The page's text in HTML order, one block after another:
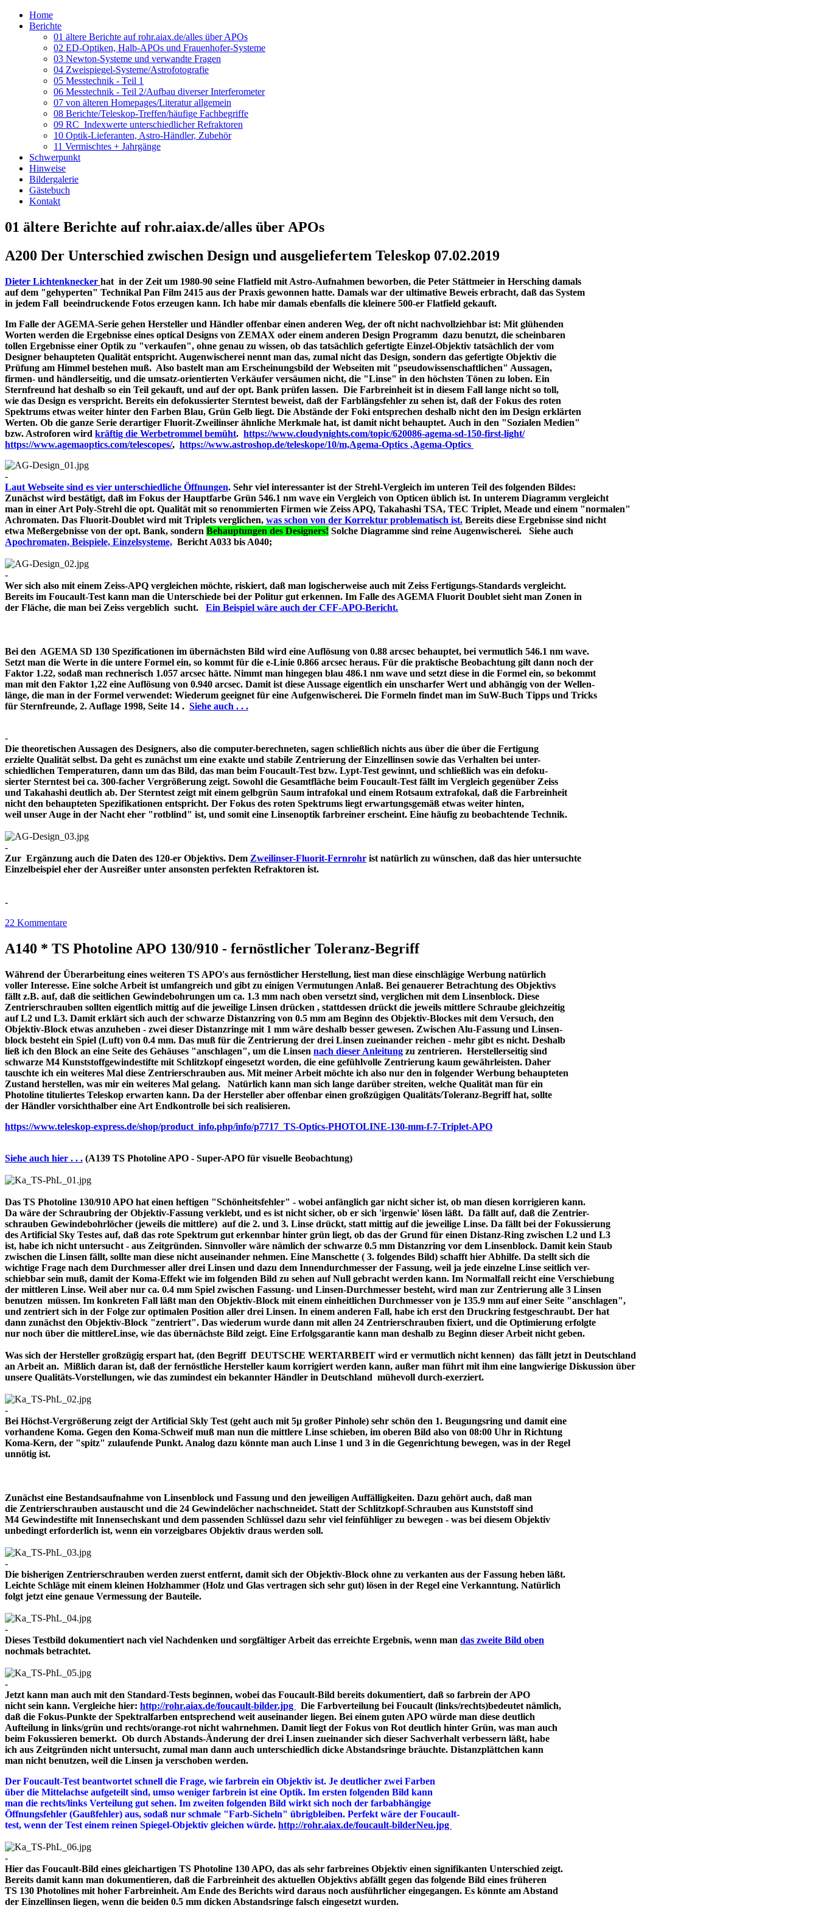
Home
Berichte
01 ältere Berichte auf rohr.aiax.de/alles über APOs
02 ED-Optiken, Halb-APOs und Frauenhofer-Systeme
03 Newton-Systeme und verwandte Fragen
04 Zweispiegel-Systeme/Astrofotografie
05 Messtechnik - Teil 1
06 Messtechnik - Teil 2/Aufbau diverser Interferometer
07 von älteren Homepages/Literatur allgemein
08 Berichte/Teleskop-Treffen/häufige Fachbegriffe
09 RC_Indexwerte unterschiedlicher Refraktoren
10 Optik-Lieferanten, Astro-Händler, Zubehör
11 Vermischtes + Jahrgänge
Schwerpunkt
Hinweise
Bildergalerie
Gästebuch
Kontakt
01 ältere Berichte auf rohr.aiax.de/alles über APOs
A200 Der Unterschied zwischen Design und ausgeliefertem Teleskop 07.02.2019
Dieter Lichtenknecker hat in der Zeit um 1980-90 seine Flatfield mit Astro-Aufnahmen beworben, die Peter Stättmeier in Hersching damals
auf dem "gehyperten" Technikal Pan Film 2415 aus der Praxis gewonnen hatte. Damals war der ultimative Beweis erbracht, daß das System
in jedem Fall beeindruckende Fotos erzeugen kann. Ich habe mir damals ebenfalls die kleinere 500-er Flatfield gekauft.
Im Falle der AGEMA-Serie gehen Hersteller und Händler offenbar einen anderen Weg, der oft nicht nachvollziehbar ist: Mit glühenden
Worten werden die Ergebnisse eines optical Designs von ZEMAX oder einem anderen Design Programm dazu benutzt, die scheinbaren
tollen Ergebnisse einer Optik zu "verkaufen", ohne genau zu wissen, ob das tatsächlich gefertigte Einzel-Objektiv tatsächlich der vom
Designer behaupteten Qualität entspricht. Augenwischerei nennt man das, zumal nicht das Design, sondern das gefertigte Objektiv die
Prüfung am Himmel bestehen muß. Also bastelt man am Erscheinungsbild der Webseiten mit "pseudowissenschaftlichen" Aussagen,
firmen- und händlerseitig, und die umsatz-orientierten Verkäufer versäumen nicht, die "Linse" in den höchsten Tönen zu loben. Ein
Sternfreund hat deshalb so ein Teil gekauft, und auf der opt. Bank prüfen lassen. Die Farbreinheit ist in diesem Fall lange nicht so toll,
wie das Design es verspricht. Bereits ein defokussierter Sterntest beweist, daß der Farblängsfehler zu sehen ist, daß der Fokus des roten
Spektrums etwas weiter hinter den Farben Blau, Grün Gelb liegt. Die Abstände der Foki entsprechen deshalb nicht den im Design erklärten
Werten. Ob die ganze Serie derartiger Fluorit-Zweilinser ähnliche Merkmale hat, ist damit nicht behauptet. Auch in den "Sozialen Medien"
bzw. Astroforen wird kräftig die Werbetrommel bemüht. https://www.cloudynights.com/topic/620086-agema-sd-150-first-light/
https://www.agemaoptics.com/telescopes/, https://www.astroshop.de/teleskope/10/m,Agema-Optics ,Agema-Optics
-
Laut Webseite sind es vier unterschiedliche Öffnungen. Sehr viel interessanter ist der Strehl-Vergleich im unteren Teil des folgenden Bildes:
Zunächst wird bestätigt, daß im Fokus der Hauptfarbe Grün 546.1 nm wave ein Vergleich von Opticen üblich ist. In unterem Diagramm vergleicht
man in einer Art Poly-Strehl die opt. Qualität mit so renommierten Firmen wie Zeiss APQ, Takahashi TSA, TEC Triplet, Meade und einem "normalen"
Achromaten. Das Fluorit-Doublet wird mit Triplets verglichen, was schon von der Korrektur problematisch ist. Bereits diese Ergebnisse sind nicht
etwa Meßergebnisse von der opt. Bank, sondern Behauptungen des Designers! Solche Diagramme sind reine Augenwischerei. Siehe auch
Apochromaten, Beispiele, Einzelsysteme, Bericht A033 bis A040;
-
Wer sich also mit einem Zeiss-APQ vergleichen möchte, riskiert, daß man logischerweise auch mit Zeiss Fertigungs-Standards vergleicht.
Bereits im Foucault-Test kann man die Unterschiede bei der Politur gut erkennen. Im Falle des AGEMA Fluorit Doublet sieht man Zonen in
der Fläche, die man bei Zeiss vergeblich sucht. Ein Beispiel wäre auch der CFF-APO-Bericht.
Bei den AGEMA SD 130 Spezificationen im übernächsten Bild wird eine Auflösung von 0.88 arcsec behauptet, bei vermutlich 546.1 nm wave.
Setzt man die Werte in die untere Formel ein, so kommt für die e-Linie 0.866 arcsec heraus. Für die praktische Beobachtung gilt dann noch der
Faktor 1.22, sodaß man rechnerisch 1.057 arcsec hätte. Nimmt man hingegen blau 486.1 nm wave und setzt diese in die Formel ein, so bekommt
man mit den Faktor 1,22 eine Auflösung von 0.940 arcsec. Damit ist diese Aussage eigentlich ein unscharfer Wert und abhängig von der Wellen-
länge, die man in der Formel verwendet: Wiederum geeignet für eine Aufgenwischerei. Die Formeln findet man im SuW-Buch Tipps und Tricks
für Sternfreunde, 2. Auflage 1998, Seite 14 . Siehe auch . . .
-
Die theoretischen Aussagen des Designers, also die computer-berechneten, sagen schließlich nichts aus über die über die Fertigung
erzielte Qualität selbst. Da geht es zunächst um eine exakte und stabile Zentrierung der Einzellinsen sowie das Verhalten bei unter-
schiedlichen Temperaturen, dann um das Bild, das man beim Foucault-Test bzw. Lypt-Test gewinnt, und schließlich was ein defoku-
sierter Sterntest bei ca. 300-facher Vergrößerung zeigt. Sowohl die Gesamtfläche beim Foucault-Test fällt im Vergleich gegenüber Zeiss
und Takahashi deutlich ab. Der Sterntest zeigt mit einem gelbgrün Saum intrafokal und einem Rotsaum extrafokal, daß die Farbreinheit
nicht den behaupteten Spezifikationen entspricht. Der Fokus des roten Spektrums liegt erwartungsgemäß etwas weiter hinten,
weil unser Auge in der Nacht eher "rotblind" ist, und somit eine Linsenoptik farbreiner erscheint. Eine häufig zu beobachtende Technik.
-
Zur Ergänzung auch die Daten des 120-er Objektivs. Dem Zweilinser-Fluorit-Fernrohr ist natürlich zu wünschen, daß das hier untersuchte
Einzelbeispiel eher der Ausreißer unter ansonsten perfekten Refraktoren ist.
-
22 Kommentare
A140 * TS Photoline APO 130/910 - fernöstlicher Toleranz-Begriff
Während der Überarbeitung eines weiteren TS APO's aus fernöstlicher Herstellung, liest man diese einschlägige Werbung natürlich
voller Interesse. Eine solche Arbeit ist umfangreich und gibt zu einigen Vermutungen Anlaß. Bei genauerer Betrachtung des Objektivs
fällt z.B. auf, daß die seitlichen Gewindebohrungen um ca. 1.3 mm nach oben versetzt sind, verglichen mit dem Linsenblock. Diese
Zentrierschrauben sollten eigentlich mittig auf die jeweilige Linsen drücken , stattdessen drückt die jeweils mittlere Schraube gleichzeitig
auf L2 und L3. Damit erklärt sich auch der schwarze Distanzring von 0.5 mm am Beginn des Objektiv-Blockes mit dem Versuch, den
Objektiv-Block etwas anzuheben - zwei dieser Distanzringe mit 1 mm wäre deshalb besser gewesen. Zwischen Alu-Fassung und Linsen-
block besteht ein Spiel (Luft) von 0.4 mm. Das muß für die Zentrierung der drei Linsen zueinander reichen - mehr gibt es nicht. Deshalb
ließ ich den Block an eine Seite des Gehäuses "anschlagen", um die Linsen nach dieser Anleitung zu zentrieren. Herstellerseitig sind
schwarze M4 Kunststoffgewindestifte mit Schlitzkopf eingesetzt worden, die eine gefühlvolle Zentrierung kaum gewährleisten. Daher
tauschte ich ein weiteres Mal diese Zentrierschrauben aus. Mit meiner Arbeit möchte ich also nur den in folgender Werbung behaupteten
Zustand herstellen, was mir ein weiteres Mal gelang. Natürlich kann man sich lange darüber streiten, welche Qualität man für ein
Photoline tituliertes Teleskop erwarten kann. Da der Hersteller aber offenbar einen großzügigen Qualitäts/Toleranz-Begriff hat, sollte
der Händler vorsichthalber eine Art Endkontrolle bei sich realisieren.
https://www.teleskop-express.de/shop/product_info.php/info/p7717_TS-Optics-PHOTOLINE-130-mm-f-7-Triplet-APO
Siehe auch hier . . . (A139 TS Photoline APO - Super-APO für visuelle Beobachtung)
Das TS Photoline 130/910 APO hat einen heftigen "Schönheitsfehler" - wobei anfänglich gar nicht sicher ist, ob man diesen korrigieren kann.
Da wäre der Schraubring der Objektiv-Fassung verklebt, und es ist nicht sicher, ob er sich 'irgenwie' lösen läßt. Da fällt auf, daß die Zentrier-
schrauben Gewindebohrlöcher (jeweils die mittlere) auf die 2. und 3. Linse drückt, statt mittig auf die jeweilige Linse. Da fällt bei der Fokussierung
des Artificial Sky Testes auf, daß das rote Spektrum gut erkennbar hinter grün liegt, ob das der Grund für einen Distanz-Ring zwischen L2 und L3
ist, habe ich nicht untersucht - aus Zeitgründen. Sinnvoller wäre nämlich der schwarze 0.5 mm Distanzring vor dem Linsenblock. Damit kein Staub
zwischen die Linsen fällt, sollte man diese nicht auseinander nehmen. Eine Manschette ( 3. folgendes Bild) schafft hier Abhilfe. Da stellt sich die
wichtige Frage nach dem Durchmesser aller drei Linsen und dazu dem Innendurchmesser der Fassung, weil ja jede einzelne Linse seitlich ver-
schiebbar sein muß, damit der Koma-Effekt wie im folgenden Bild zu sehen auf Null gebracht werden kann. Im Normalfall reicht eine Verschiebung
der mittleren Linse. Weil aber nur ca. 0.4 mm Spiel zwischen Fassung- und Linsen-Durchmesser besteht, wird man zur Zentrierung alle 3 Linsen
benutzen müssen. Im konkreten Fall läßt man den Objektiv-Block mit einem einheitlichen Durchmesser von je 135.9 mm auf einer Seite "anschlagen",
und zentriert sich in der Folge zur optimalen Position aller drei Linsen. In einem anderen Fall, habe ich erst den Druckring festgeschraubt. Der hat
dann zunächst den Objektiv-Block "zentriert". Das wiederum wurde dann mit allen 24 Zentrierschrauben fixiert, und die Optimierung erfolgte
nur noch über die mittlereLinse, wie das übernächste Bild zeigt. Eine Erfolgsgarantie kann man deshalb zu Beginn dieser Arbeit nicht geben.
Was sich der Hersteller großzügig erspart hat, (den Begriff DEUTSCHE WERTARBEIT wird er vermutlich nicht kennen) das fällt jetzt in Deutschland
an Arbeit an. Mißlich daran ist, daß der fernöstliche Hersteller kaum korrigiert werden kann, außer man führt mit ihm eine langwierige Diskussion über
unsere Qualitäts-Vorstellungen, wie das zumindest ein bekannter Händler in Deutschland mühevoll durch-exerziert.
-
Bei Höchst-Vergrößerung zeigt der Artificial Skly Test (geht auch mit 5µ großer Pinhole) sehr schön den 1. Beugungsring und damit eine
vorhandene Koma. Gegen den Koma-Schweif muß man nun die mittlere Linse schieben, im oberen Bild also von 08:00 Uhr in Richtung
Koma-Kern, der "spitz" zulaufende Punkt. Analog dazu könnte man auch Linse 1 und 3 in die Gegenrichtung bewegen, was in der Regel
unnötig ist.
Zunächst eine Bestandsaufnahme von Linsenblock und Fassung und den jeweiligen Auffälligkeiten. Dazu gehört auch, daß man
die Zentrierschrauben austauscht und die 24 Gewindelöcher nachschneidet. Statt der Schlitzkopf-Schrauben aus Kunststoff sind
M4 Gewindestifte mit Innensechskant und dem passenden Schlüssel dazu sehr viel feinfühliger zu bewegen - was bei diesem Objektiv
unbedingt erforderlich ist, wenn ein vorzeigbares Objektiv draus werden soll.
-
Die bisherigen Zentrierschrauben werden zuerst entfernt, damit sich der Objektiv-Block ohne zu verkanten aus der Fassung heben läßt.
Leichte Schläge mit einem kleinen Holzhammer (Holz und Glas vertragen sich sehr gut) lösen in der Regel eine Verkanntung. Natürlich
folgt jetzt eine genaue Vermessung der Bauteile.
-
Dieses Testbild dokumentiert nach viel Nachdenken und sorgfältiger Arbeit das erreichte Ergebnis, wenn man das zweite Bild oben
nochmals betrachtet.
-
Jetzt kann man auch mit den Standard-Tests beginnen, wobei das Foucault-Bild bereits dokumentiert, daß so farbrein der APO
nicht sein kann. Vergleiche hier: http://rohr.aiax.de/foucault-bilder.jpg
Die Farbverteilung bei Foucault (links/rechts)bedeutet nämlich,
daß die Fokus-Punkte der Spektralfarben entsprechend weit auseinander liegen. Bei einem guten APO würde man diese deutlich
Aufteilung in links/grün und rechts/orange-rot nicht wahrnehmen. Damit liegt der Fokus von Rot deutlich hinter Grün, was man auch
beim Fokussieren bemerkt. Ob durch Abstands-Änderung der drei Linsen zueinander sich dieser Sachverhalt verbessern läßt, habe
ich aus Zeitgründen nicht untersucht, zumal man dann auch unterschiedlich dicke Abstandsringe bräuchte. Distanzplättchen kann
man nicht benutzen, weil die Linsen ja verschoben werden.
Der Foucault-Test beantwortet schnell die Frage, wie farbrein ein Objektiv ist. Je deutlicher zwei Farben
über die Mittelachse aufgeteilt sind, umso weniger farbrein ist eine Optik. Im ersten folgenden Bild kann
man die rechts/links Verteilung gut sehen. Im zweiten folgenden Bild wirkt sich noch der farbabhängige
Öffnungsfehler (Gaußfehler) aus, sodaß nur schmale "Farb-Sicheln" übrigbleiben. Perfekt wäre der Foucault-
test, wenn der Test einem reinen Spiegel-Objektiv gleichen würde. http://rohr.aiax.de/foucault-bilderNeu.jpg
-
Hier das Foucault-Bild eines gleichartigen TS Photoline 130 APO, das als sehr farbreines Objektiv einen signifikanten Unterschied zeigt.
Bereits damit kann man dokumentieren, daß die Farbreinheit des aktuellen Objektivs abfällt gegen das folgende Bild eines früheren
TS 130 Photolines mit hoher Farbreinheit. Am Ende des Berichts wird daraus noch ausführlicher eingegangen. Es könnte am Abstand
der Einzellinsen liegen, wenn die beiden 0.5 mm dicken Abstandsringe falsch eingesetzt wurden.